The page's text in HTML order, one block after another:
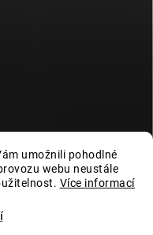
umožnili pohodlné
webu neustále
Více informací
ÚDAJŮ